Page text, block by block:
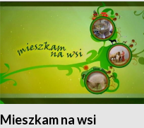
Mieszkam na wsi